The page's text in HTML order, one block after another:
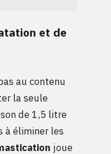
et de
au contenu
la seule
de 1,5 litre
à éliminer les
joue